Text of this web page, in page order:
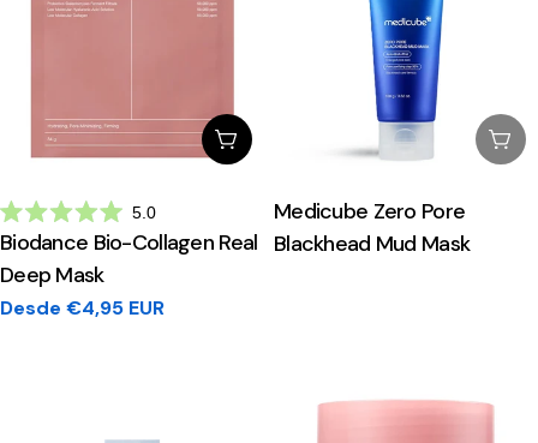
Escolhe Opções
Avaliado
com
5.0
de
5
estrelas
5.0
Biodance Bio-Collagen Real
Deep Mask
Preço
Desde €4,95 EUR
Medicube Zero Pore
Blackhead Mud Mask